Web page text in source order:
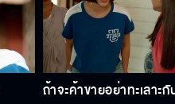
ถ้าจะค้าขายอย่าทะเลาะ